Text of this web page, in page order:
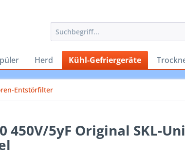
Herd Kühl-Gefriergeräte
Entstörfilter
450V/5yF Original SKL-